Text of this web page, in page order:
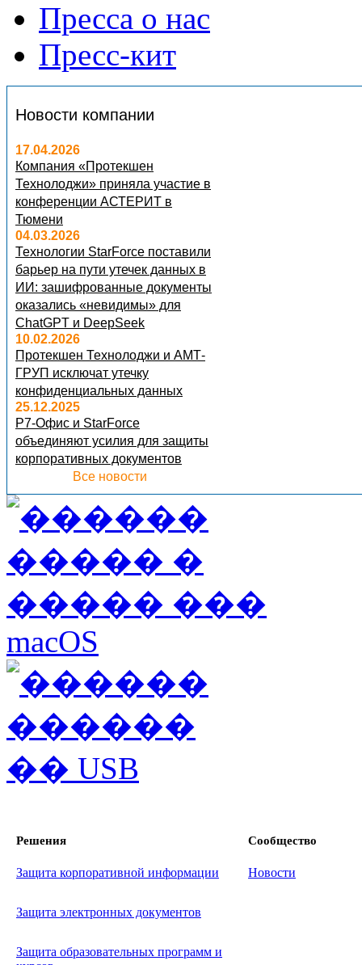
Пресса о нас
Пресс-кит
Новости компании
17.04.2026
Компания «Протекшен
Технолоджи» приняла участие в
конференции АСТЕРИТ в
Тюмени
04.03.2026
Технологии StarForce поставили
барьер на пути утечек данных в
ИИ: зашифрованные документы
оказались «невидимы» для
ChatGPT и DeepSeek
10.02.2026
Протекшен Технолоджи и АМТ-
ГРУП исключат утечку
конфиденциальных данных
25.12.2025
Р7-Офис и StarForce
объединяют усилия для защиты
корпоративных документов
Все новости
Решения Сообщество
Защита корпоративной информации Новости
Защита электронных документов
Защита образовательных программ и